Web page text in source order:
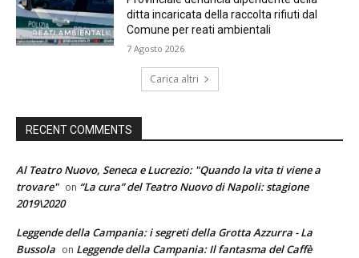
ditta incaricata della raccolta rifiuti dal
Comune per reati ambientali
7 Agosto 2026
Carica altri
RECENT COMMENTS
Al Teatro Nuovo, Seneca e Lucrezio: "Quando la vita ti viene a
trovare" on “La cura” del Teatro Nuovo di Napoli: stagione
2019\2020
Leggende della Campania: i segreti della Grotta Azzurra - La
Bussola on Leggende della Campania: Il fantasma del Caffè